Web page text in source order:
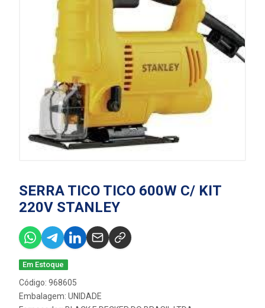
SERRA TICO TICO 600W C/ KIT
220V STANLEY
Em Estoque
Código: 968605
Embalagem: UNIDADE